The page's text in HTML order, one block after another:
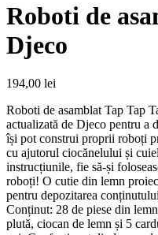
Roboti de
Djeco
194,00 lei
Roboti de asamblat Tap Tap
actualizată de Djeco pentru a
își pot construi proprii roboți
cu ajutorul ciocănelului și
instrucțiunile, fie să-și
roboți! O cutie din lemn
pentru depozitarea
Conținut: 28 de piese din
plută, ciocan de lemn și 5